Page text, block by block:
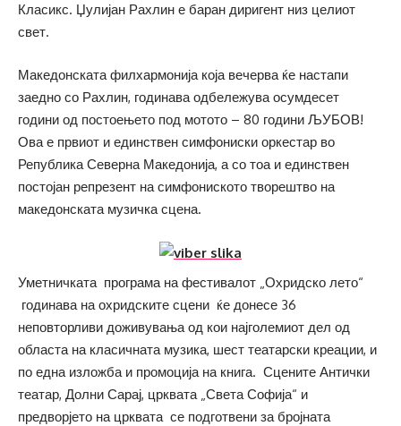
Класикс. Џулијан Рахлин е баран диригент низ целиот
свет.
Македонската филхармонија која вечерва ќе настапи
заедно со Рахлин, годинава одбележува осумдесет
години од постоењето под мотото – 80 години ЉУБОВ!
Ова е првиот и единствен симфониски оркестар во
Република Северна Македонија, а со тоа и единствен
постојан репрезент на симфониското творештво на
македонската музичка сцена.
Уметничката програма на фестивалот „Охридско лето“
годинава на охридските сцени ќе донесе 36
неповторливи доживувања од кои најголемиот дел од
областа на класичната музика, шест театарски креации, и
по една изложба и промоција на книга. Сцените Антички
театар, Долни Сарај, црквата „Света Софија“ и
предворјето на црквата се подготвени за бројната